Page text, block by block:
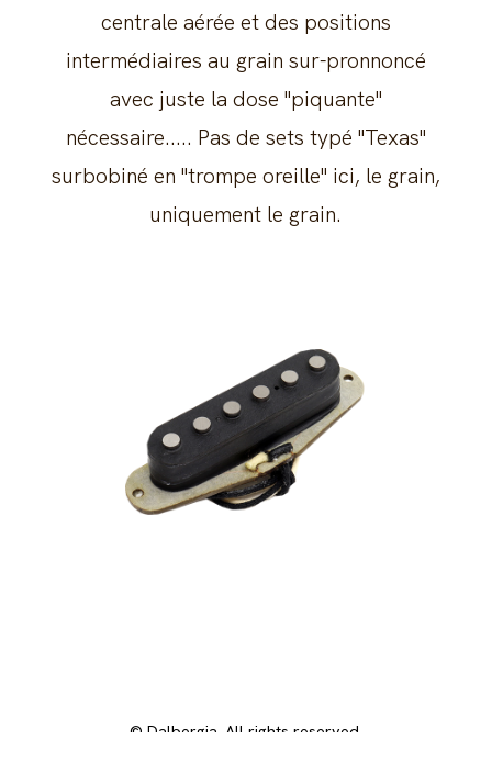
centrale aérée et des positions
intermédiaires au grain sur-pronnoncé
avec juste la dose "piquante"
nécessaire..... Pas de sets typé "Texas"
surbobiné en "trompe oreille" ici, le grain,
uniquement le grain.
© Dalbergia. All rights reserved.